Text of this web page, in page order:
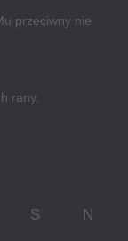
przeciwny nie
rany.
S N